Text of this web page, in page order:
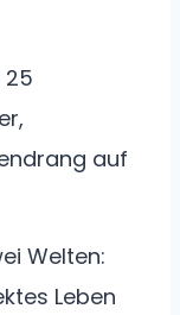
25
auf
Welten:
Leben